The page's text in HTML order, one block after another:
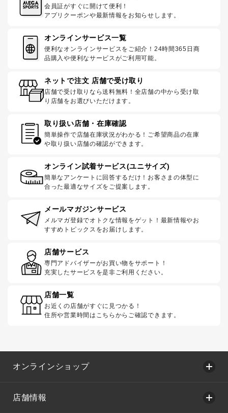
会員証がすぐに開けて便利！
アプリクーポンや最新情報をお知らせします。
オンラインサービス一覧
便利なオンラインサービスをご紹介！24時間365日商
品購入や便利なサービスがご利用可能。
ネットで注文 店舗で受け取り
店舗で受け取りなら送料無料！全店舗の中から受け取
り店舗をお選びいただけます。
取り扱い店舗・在庫確認
簡単操作で店舗在庫状況がわかる！ご希望商品の在庫
や取り扱い店舗の確認ができます。
オンライン試着サービス(ユニサイズ)
簡単なアンケートに回答するだけ！お客さまの体型に
合った最適なサイズをご提案します。
メールマガジンサービス
メルマガ登録でオトクな情報をゲット！最新情報やお
すすめトピックスをお届けします。
店舗サービス
専門アドバイザーがお買い物をサポート！
充実したサービスを是非ご利用ください。
店舗一覧
お近くの店舗がすぐに見つかる！
住所や営業時間はこちらからご確認できます。
オンラインショップ
店舗情報